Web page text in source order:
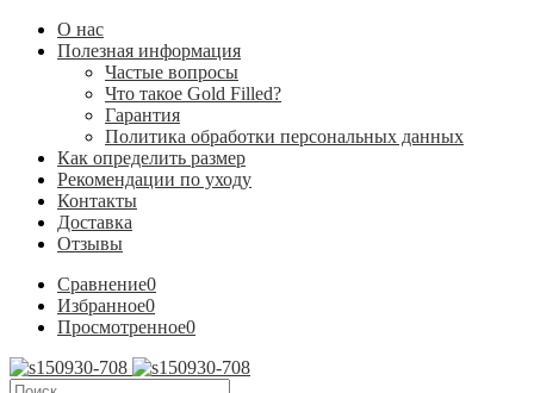
О нас
Полезная информация
Частые вопросы
Что такое Gold Filled?
Гарантия
Политика обработки персональных данных
Как определить размер
Рекомендации по уходу
Контакты
Доставка
Отзывы
Сравнение0
Избранное0
Просмотренное0